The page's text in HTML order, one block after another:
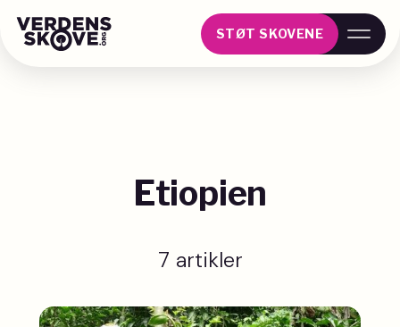
STØT SKOVENE
Etiopien
7 artikler